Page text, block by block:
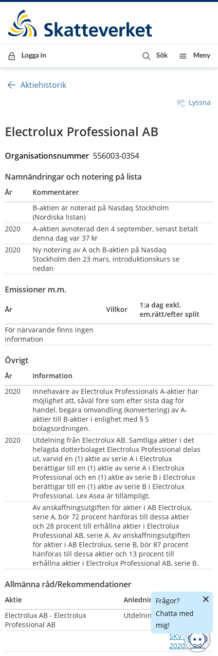
Till innehåll
Till navigationen
Till chattrobot
Logga in Sök Meny
Aktiehistorik
Lyssna
Electrolux Professional AB
Organisationsnummer 556003-0354
Namnändringar och notering på lista
År
Kommentarer
B-aktien är noterad på Nasdaq Stockholm
(Nordiska listan)
2020
A-aktien avnoterad den 4 september, senast betalt
denna dag var 37 kr
2020
Ny notering av A och B-aktien på Nasdaq
Stockholm den 23 mars, introduktionskurs se
nedan
Emissioner m.m.
År Villkor
1:a dag exkl.
em.rätt/efter split
För närvarande finns ingen
information
Övrigt
År
Information
2020
Innehavare av Electrolux Professionals A-aktier har
möjlighet att, såväl före som efter sista dag för
handel, begära omvandling (konvertering) av A-
aktier till B-aktier i enlighet med § 5
bolagsordningen.
2020
Utdelning från Electrolux AB. Samtliga aktier i det
helägda dotterbolaget Electrolux Professional delas
ut, varvid en (1) aktie av serie A i Electrolux
berättigar till en (1) aktie av serie A i Electrolux
Professional och en (1) aktie av serie B i Electrolux
berättigar till en (1) aktie av serie B i Electrolux
Professional. Lex Asea är tillämpligt.
Av anskaffningsutgiften för aktier i AB Electrolux,
serie A, bör 72 procent hänföras till dessa aktier
och 28 procent till erhållna aktier i Electrolux
Professional AB, serie A. Av anskaffningsutgiften
för aktier i AB Electrolux, serie B, bör 87 procent
hänföras till dessa aktier och 13 procent till
erhållna aktier i Electrolux Professional AB, serie B.
Allmänna råd/Rekommendationer
Aktie Anledning
Nummer
Electrolux AB - Electrolux
Professional AB
Utdelning
SKV M
SKV A
2020:5
Länk
Frågor?
Chatta med
mig!
Dölj